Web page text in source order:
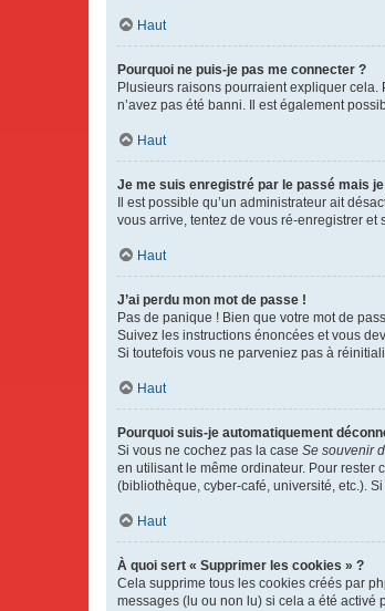
Haut
Pourquoi ne puis-je pas me connecter ?
Plusieurs raisons pourraient expliquer cela.
n’avez pas été banni. Il est également
Haut
Je me suis enregistré par le passé mais
Il est possible qu’un administrateur ait
vous arrive, tentez de vous ré-enregistrer et
Haut
J’ai perdu mon mot de passe !
Pas de panique ! Bien que votre mot de
Suivez les instructions énoncées et vous
Si toutefois vous ne parveniez pas à
Haut
Pourquoi suis-je automatiquement
Si vous ne cochez pas la case Se souvenir
en utilisant le même ordinateur. Pour rester
(bibliothèque, cyber-café, université, etc.).
Haut
À quoi sert « Supprimer les cookies » ?
Cela supprime tous les cookies créés par
messages (lu ou non lu) si cela a été